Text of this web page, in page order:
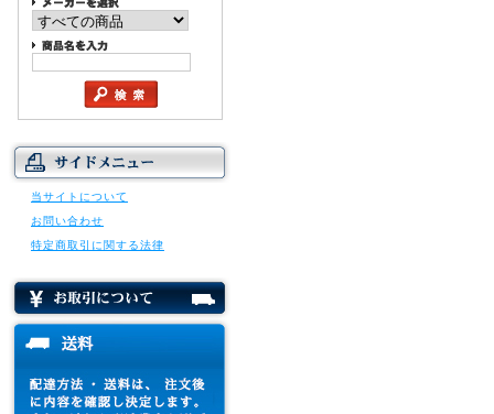
当サイトについて
お問い合わせ
特定商取引に関する法律